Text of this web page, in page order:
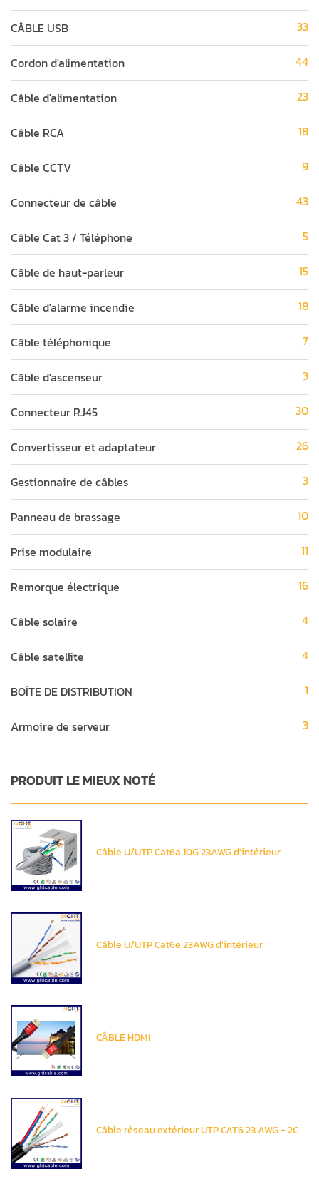
CÂBLE USB 33
Cordon d'alimentation 44
Câble d'alimentation 23
Câble RCA 18
Câble CCTV 9
Connecteur de câble 43
Câble Cat 3 / Téléphone 5
Câble de haut-parleur 15
Câble d'alarme incendie 18
Câble téléphonique 7
Câble d'ascenseur 3
Connecteur RJ45 30
Convertisseur et adaptateur 26
Gestionnaire de câbles 3
Panneau de brassage 10
Prise modulaire 11
Remorque électrique 16
Câble solaire 4
Câble satellite 4
BOÎTE DE DISTRIBUTION 1
Armoire de serveur 3
PRODUIT LE MIEUX NOTÉ
Câble U/UTP Cat6a 10G 23AWG d'intérieur
Câble U/UTP Cat6e 23AWG d'intérieur
CÂBLE HDMI
Câble réseau extérieur UTP CAT6 23 AWG + 2C